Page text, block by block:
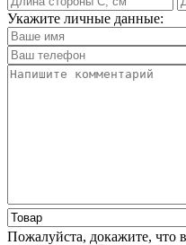
Укажите личные данные:
Пожалуйста, докажите, что